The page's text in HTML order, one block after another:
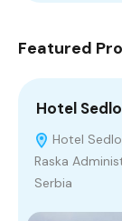
Featured
Hotel
Hotel
Raska
Serbia